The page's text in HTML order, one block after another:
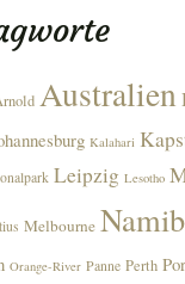
Australien
Kalahari
Leipzig Lesotho
Melbourne
Orange-River Panne Perth